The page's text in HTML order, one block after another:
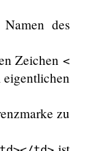
des
Zeichen<
zu